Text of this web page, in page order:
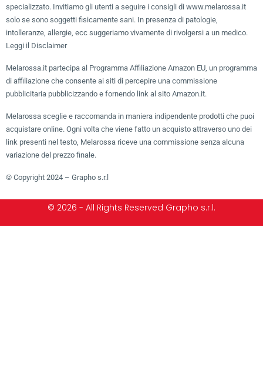
specializzato. Invitiamo gli utenti a seguire i consigli di www.melarossa.it
solo se sono soggetti fisicamente sani. In presenza di patologie,
intolleranze, allergie, ecc suggeriamo vivamente di rivolgersi a un medico.
Leggi il Disclaimer
Melarossa.it partecipa al Programma Affiliazione Amazon EU, un programma
di affiliazione che consente ai siti di percepire una commissione
pubblicitaria pubblicizzando e fornendo link al sito Amazon.it.
Melarossa sceglie e raccomanda in maniera indipendente prodotti che puoi
acquistare online. Ogni volta che viene fatto un acquisto attraverso uno dei
link presenti nel testo, Melarossa riceve una commissione senza alcuna
variazione del prezzo finale.
© Copyright 2024 – Grapho s.r.l
© 2026 - All Rights Reserved Grapho s.r.l.